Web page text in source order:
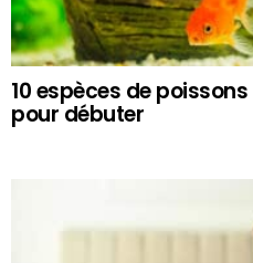
10 espèces de
pour débuter